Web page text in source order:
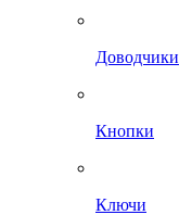
Доводчики
Кнопки
Ключи